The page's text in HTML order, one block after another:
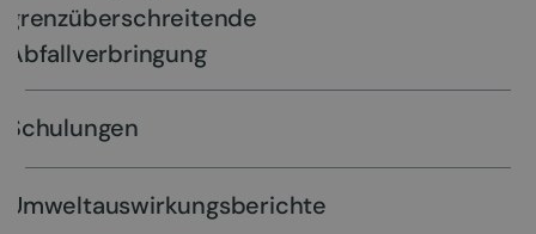
grenzüberschreitende
Abfallverbringung
Schulungen
Umweltauswirkungsberichte